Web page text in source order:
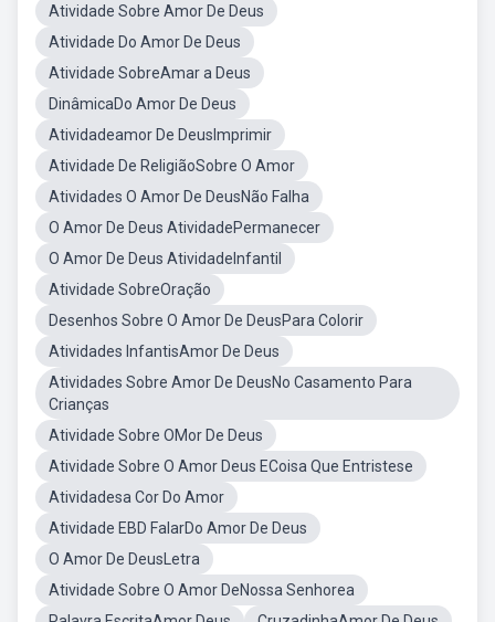
Atividade Sobre Amor De Deus
Atividade Do Amor De Deus
Atividade SobreAmar a Deus
DinâmicaDo Amor De Deus
Atividadeamor De DeusImprimir
Atividade De ReligiãoSobre O Amor
Atividades O Amor De DeusNão Falha
O Amor De Deus AtividadePermanecer
O Amor De Deus AtividadeInfantil
Atividade SobreOração
Desenhos Sobre O Amor De DeusPara Colorir
Atividades InfantisAmor De Deus
Atividades Sobre Amor De DeusNo Casamento Para
Crianças
Atividade Sobre OMor De Deus
Atividade Sobre O Amor Deus ECoisa Que Entristese
Atividadesa Cor Do Amor
Atividade EBD FalarDo Amor De Deus
O Amor De DeusLetra
Atividade Sobre O Amor DeNossa Senhorea